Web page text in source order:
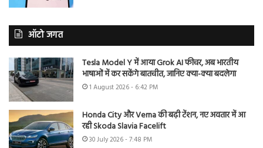
ऑटो जगत
Tesla Model Y में आया Grok AI फीचर, अब भारतीय
भाषाओं में कर सकेंगे बातचीत, जानिए क्या-क्या बदलेगा
1 August 2026 - 6:42 PM
Honda City और Verna की बढ़ी टेंशन, नए अवतार में आ
रही Skoda Slavia Facelift
30 July 2026 - 7:48 PM